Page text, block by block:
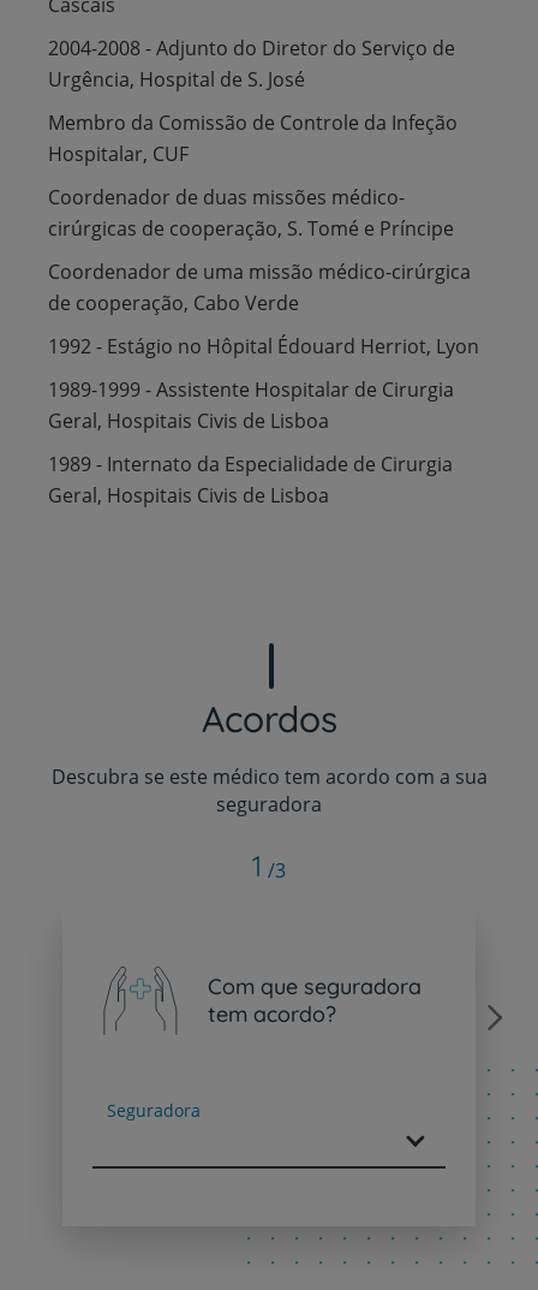
2004-2008 - Adjunto do Diretor do Serviço de
Urgência, Hospital de S. José
Membro da Comissão de Controle da Infeção
Hospitalar, CUF
Coordenador de duas missões médico-
cirúrgicas de cooperação, S. Tomé e Príncipe
Coordenador de uma missão médico-cirúrgica
de cooperação, Cabo Verde
1992 - Estágio no Hôpital Édouard Herriot, Lyon
1989-1999 - Assistente Hospitalar de Cirurgia
Geral, Hospitais Civis de Lisboa
1989 - Internato da Especialidade de Cirurgia
Geral, Hospitais Civis de Lisboa
Acordos
Descubra se este médico tem acordo com a sua
seguradora
Com que seguradora
tem acordo?
Seguradora
Next
1 /3